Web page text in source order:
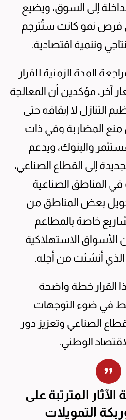
إلى السوق، ويضيع
فرص نمو كانت ستُترجم
وتنمية اقتصادية.
المدة الزمنية للقرار
آخر، مؤكدين أن المعالجة
التنازل لا إيقافه حتى
منع المضاربة وفي ذات
والبنوك، ويدعم
إلى القطاع الصناعي،
المناطق الصناعية
بعض المناطق من
خاصة بالمطاعم
الأسواق الاستهلاكية
أنشئت من أجله.
القرار خطة واضحة
في ضوء التوجهات
الصناعي وتعزيز دور
الوطني.
المترتبة على
التمويلات